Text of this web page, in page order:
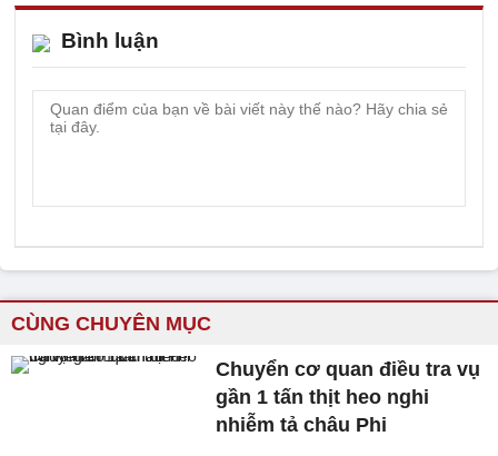
Bình luận
CÙNG CHUYÊN MỤC
Chuyển cơ quan điều tra vụ
gần 1 tấn thịt heo nghi
nhiễm tả châu Phi